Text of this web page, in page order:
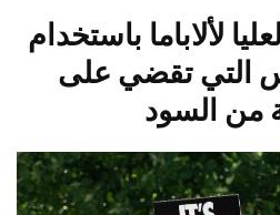
لألاباما باستخدام
التي تقضي على
من السود